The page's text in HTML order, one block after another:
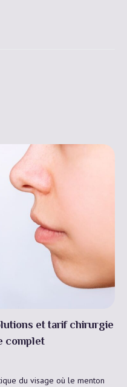
et tarif chirurgie
complet
du visage où le menton